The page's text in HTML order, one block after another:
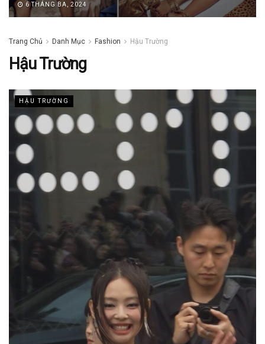
6 THÁNG BA, 2024
Trang Chủ Danh Mục Fashion Hậu Trường
Hậu Trường
HẬU TRƯỜNG